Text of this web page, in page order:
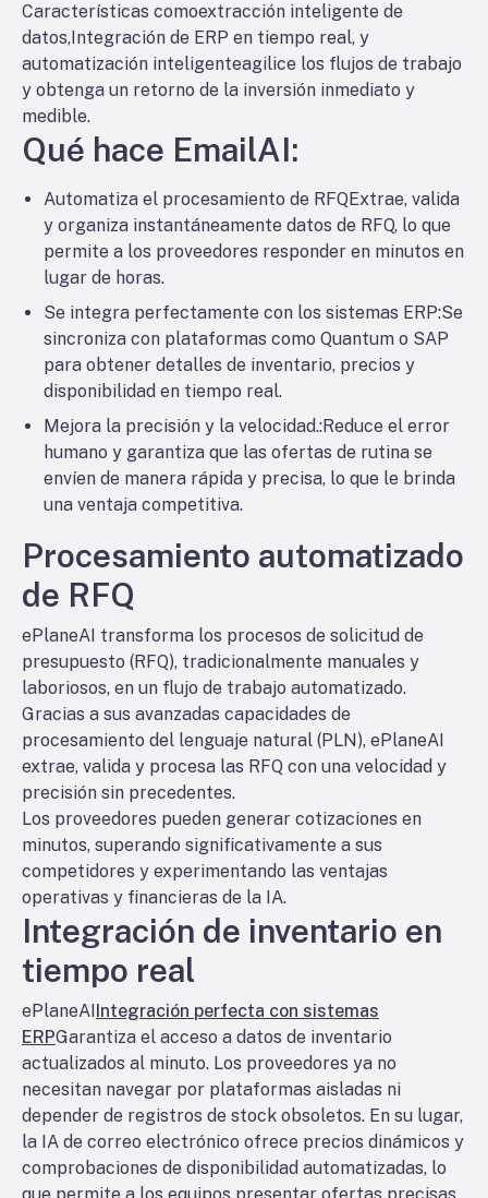
Características comoextracción inteligente de
datos,Integración de ERP en tiempo real, y
automatización inteligenteagilice los flujos de trabajo
y obtenga un retorno de la inversión inmediato y
medible.
Qué hace EmailAI:
Automatiza el procesamiento de RFQExtrae, valida
y organiza instantáneamente datos de RFQ, lo que
permite a los proveedores responder en minutos en
lugar de horas.
Se integra perfectamente con los sistemas ERP:Se
sincroniza con plataformas como Quantum o SAP
para obtener detalles de inventario, precios y
disponibilidad en tiempo real.
Mejora la precisión y la velocidad.:Reduce el error
humano y garantiza que las ofertas de rutina se
envíen de manera rápida y precisa, lo que le brinda
una ventaja competitiva.
Procesamiento automatizado
de RFQ
ePlaneAI transforma los procesos de solicitud de
presupuesto (RFQ), tradicionalmente manuales y
laboriosos, en un flujo de trabajo automatizado.
Gracias a sus avanzadas capacidades de
procesamiento del lenguaje natural (PLN), ePlaneAI
extrae, valida y procesa las RFQ con una velocidad y
precisión sin precedentes.
Los proveedores pueden generar cotizaciones en
minutos, superando significativamente a sus
competidores y experimentando las ventajas
operativas y financieras de la IA.
Integración de inventario en
tiempo real
ePlaneAIIntegración perfecta con sistemas
ERPGarantiza el acceso a datos de inventario
actualizados al minuto. Los proveedores ya no
necesitan navegar por plataformas aisladas ni
depender de registros de stock obsoletos. En su lugar,
la IA de correo electrónico ofrece precios dinámicos y
comprobaciones de disponibilidad automatizadas, lo